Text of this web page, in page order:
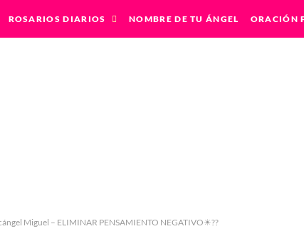
ROSARIOS DIARIOS NOMBRE DE TU ÁNGEL ORACIÓN
Miguel – ELIMINAR PENSAMIENTO NEGATIVO☀??